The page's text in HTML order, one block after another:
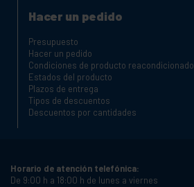
Hacer un pedido
Presupuesto
Hacer un pedido
Condiciones de producto reacondicionado
Estados del producto
Plazos de entrega
Tipos de descuentos
Descuentos por cantidades
Horario de atención telefónica:
De 9:00 h a 18:00 h de lunes a viernes